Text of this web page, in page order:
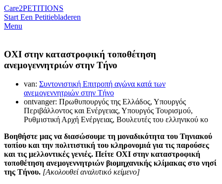
Care2PETITIONS
Start Een Petitiebladeren
Menu
ΟΧΙ στην καταστροφική τοποθέτηση
ανεμογεννητριών στην Τήνο
van: Συντονιστική Επιτροπή αγώνα κατά των
ανεμογεννητριών στην Τήνο
ontvanger: Πρωθυπουργός της Ελλάδος, Υπουργός
Περιβάλλοντος και Ενέργειας, Υπουργός Τουρισμού,
Ρυθμιστική Αρχή Ενέργειας, Βουλευτές του ελληνικού κο
Βοηθήστε μας να διασώσουμε τη μοναδικότητα του Τηνιακού
τοπίου και την πολιτιστική του κληρονομιά για τις παρούσες
και τις μελλοντικές γενιές. Πείτε ΟΧΙ στην καταστροφική
τοποθέτηση ανεμογεννητριών βιομηχανικής κλίμακας στο νησί
της Τήνου. [Ακολουθεί αναλυτικό κείμενο]